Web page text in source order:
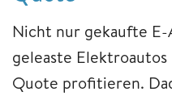
Nicht nur gekaufte E-
geleaste
Quote profitieren.